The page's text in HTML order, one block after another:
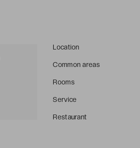
Location
Common areas
Rooms
Service
Restaurant